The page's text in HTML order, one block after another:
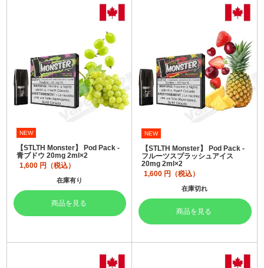
NEW
【STLTH Monster】 Pod Pack -
青ブドウ 20mg 2ml×2
1,600 円（税込）
在庫有り
商品を見る
NEW
【STLTH Monster】 Pod Pack -
フルーツスプラッシュアイス
20mg 2ml×2
1,600 円（税込）
在庫切れ
商品を見る